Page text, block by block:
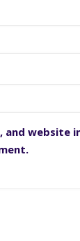
and website